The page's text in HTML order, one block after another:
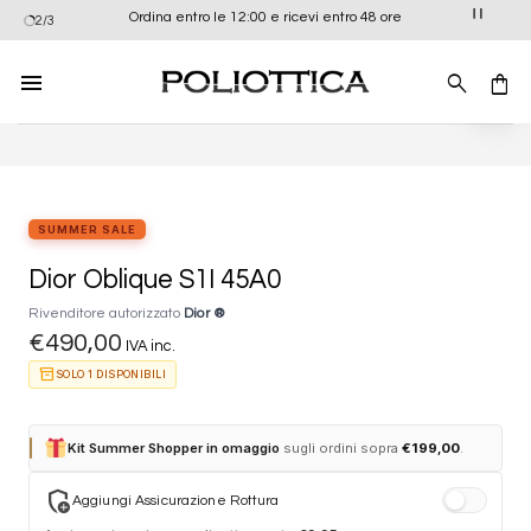
Salta
ai
contenuti
2/3 Ordina entro le 12:00 e ricevi entro 48 ore
SUMMER SALE
Dior Oblique S1I 45A0
Rivenditore autorizzato Dior ®
€490,00 IVA inc.
inventory_2 SOLO 1 DISPONIBILI
Kit Summer Shopper in omaggio sugli ordini sopra€199,00
add_moderatorAggiungi Assicurazione Rottura